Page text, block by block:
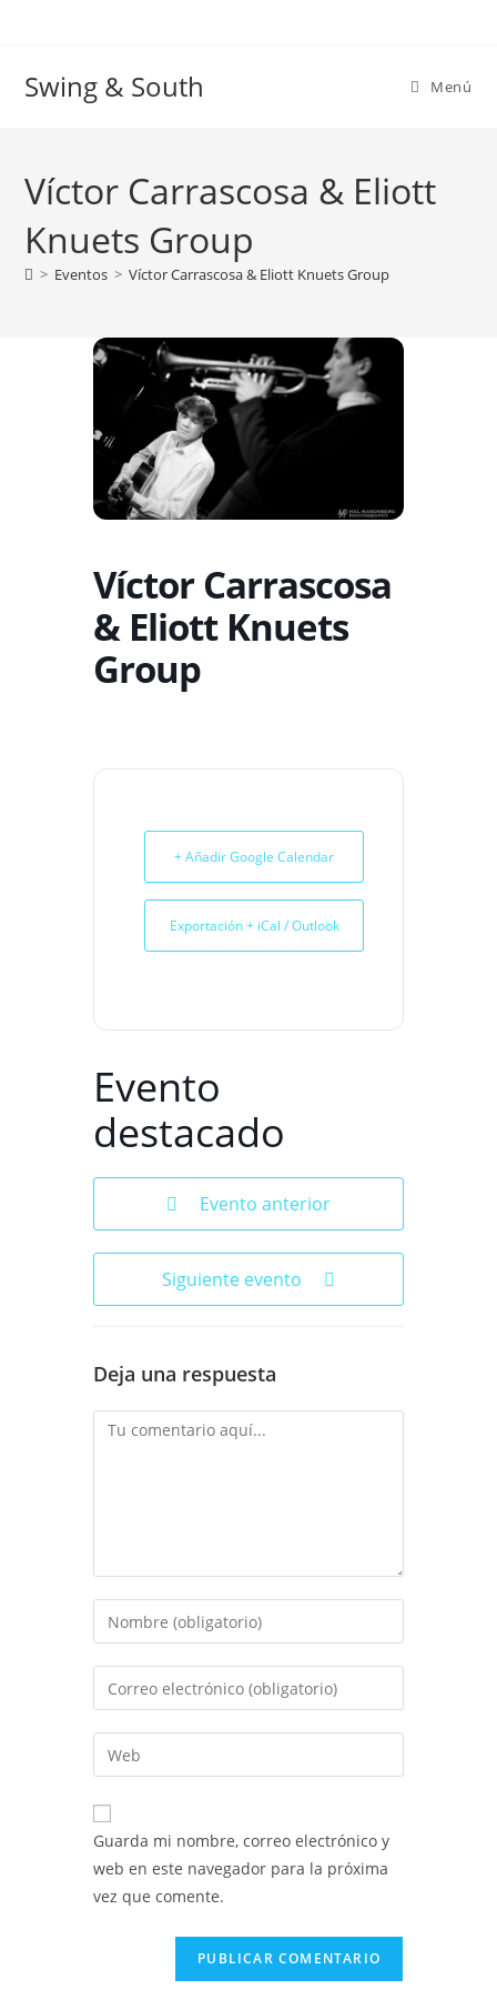
Swing & South Menú
Víctor Carrascosa & Eliott
Knuets Group
> Eventos > Víctor Carrascosa & Eliott Knuets Group
Víctor Carrascosa
& Eliott Knuets
Group
+ Añadir Google Calendar
Exportación + iCal / Outlook
Evento
destacado
Evento anterior
Siguiente evento
Deja una respuesta
Comentario
Introduce
tu
nombre
de
usuario
para
comentar
Introduce
tu
dirección
de
electrónico
para
comentar
Introduce
la
URL
de
(opcional)
Guarda mi nombre, correo electrónico y
web en este navegador para la próxima
vez que comente.